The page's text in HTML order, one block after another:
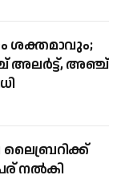
ശക്തമാവും;
അലര്‍ട്ട്, അഞ്ച്
നല്‍കി